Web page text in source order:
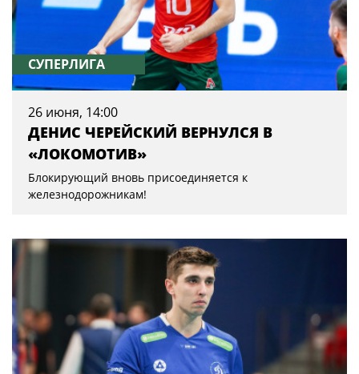
СУПЕРЛИГА
26 июня, 14:00
ДЕНИС ЧЕРЕЙСКИЙ ВЕРНУЛСЯ В
«ЛОКОМОТИВ»
Блокирующий вновь присоединяется к
железнодорожникам!